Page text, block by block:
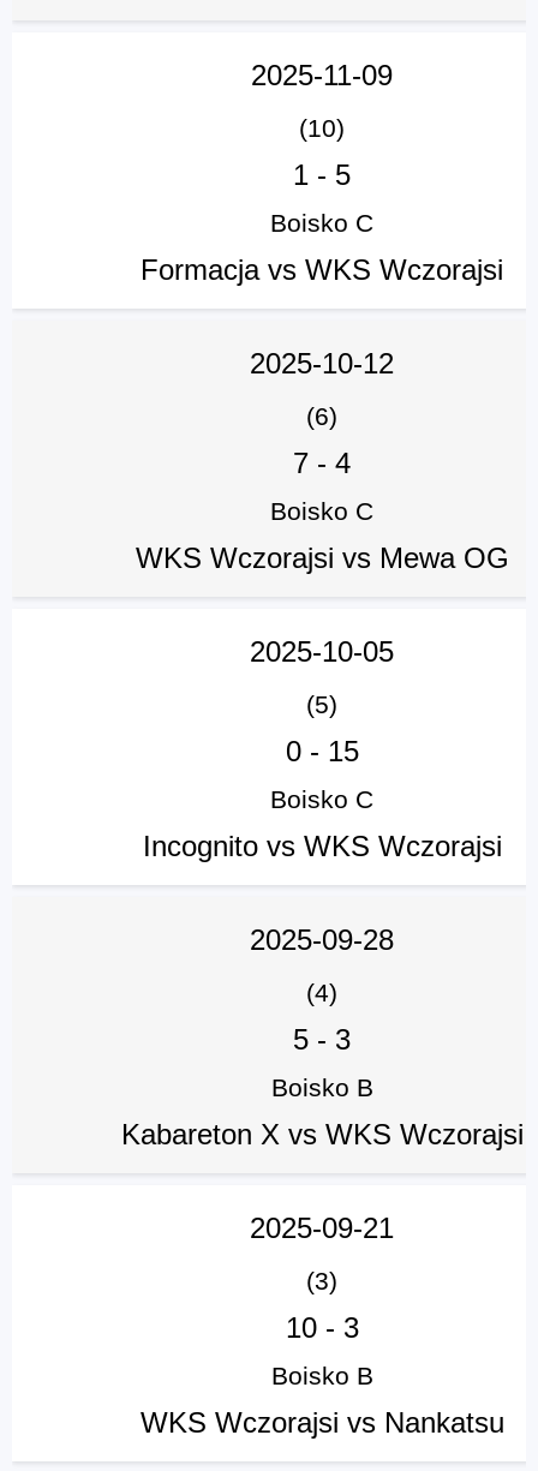
2025-11-09
(10)
1 - 5
Boisko C
Formacja vs WKS Wczorajsi
2025-10-12
(6)
7 - 4
Boisko C
WKS Wczorajsi vs Mewa OG
2025-10-05
(5)
0- 15
Boisko C
Incognito vs WKS Wczorajsi
2025-09-28
(4)
5 - 3
Boisko B
Kabareton X vs WKS Wczorajsi
2025-09-21
(3)
10- 3
Boisko B
WKS Wczorajsi vs Nankatsu